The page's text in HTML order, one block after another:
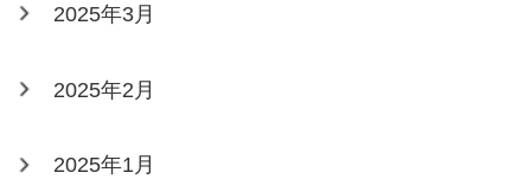
2025年3月
2025年2月
2025年1月